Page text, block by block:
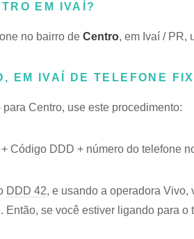
EM IVAÍ?
no bairro de Centro, em Ivaí / PR,
EM IVAÍ DE TELEFONE
Centro, use este procedimento:
Código DDD + número do telefone
DDD 42, e usando a operadora
Então, se você estiver ligando para